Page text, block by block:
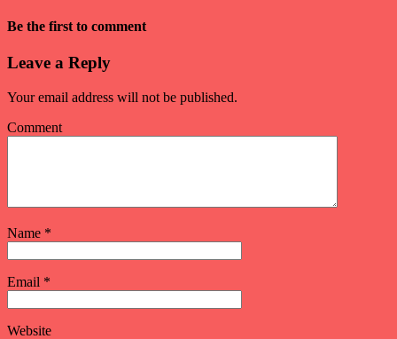
Be the first to comment
Leave a Reply
Your email address will not be published.
Comment
Name *
Email *
Website